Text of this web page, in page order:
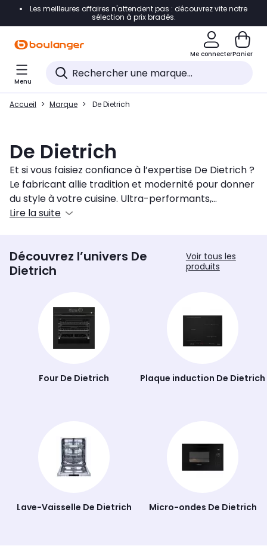
Accéder directement à la navigation
Accéder directement au pied de page
Accéder directement au chatbot
Les meilleures affaires n'attendent pas : découvrez vite notre
sélection à prix bradés.
Me connecterPanier
Menu
Accueil Marque De Dietrich
De Dietrich
Et si vous faisiez confiance à l’expertise De Dietrich ?
Le fabricant allie tradition et modernité pour donner
du style à votre cuisine. Ultra-performants,
lescuisinières
simple et pratique, misez sur les
tables à induction
Quant aux
, leurs tailles et
Lire la suite
Découvrez l’univers De
Dietrich
Voir tous les
produits
Four De Dietrich Plaque induction De Dietrich
Lave-Vaisselle De Dietrich Micro-ondes De Dietrich